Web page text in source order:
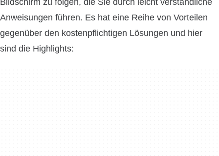
Bildschirm zu folgen, die Sie durch leicht verständliche
Anweisungen führen. Es hat eine Reihe von Vorteilen
gegenüber den kostenpflichtigen Lösungen und hier
sind die Highlights: